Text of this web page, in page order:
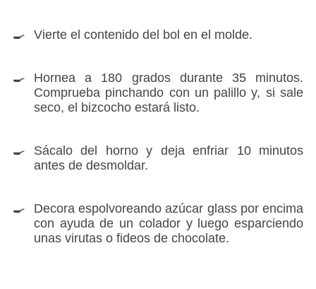
Vierte el contenido del bol en el molde.
Hornea a 180 grados durante 35 minutos.
Comprueba pinchando con un palillo y, si sale
seco, el bizcocho estará listo.
Sácalo del horno y deja enfriar 10 minutos
antes de desmoldar.
Decora espolvoreando azúcar glass por encima
con ayuda de un colador y luego esparciendo
unas virutas o fideos de chocolate.